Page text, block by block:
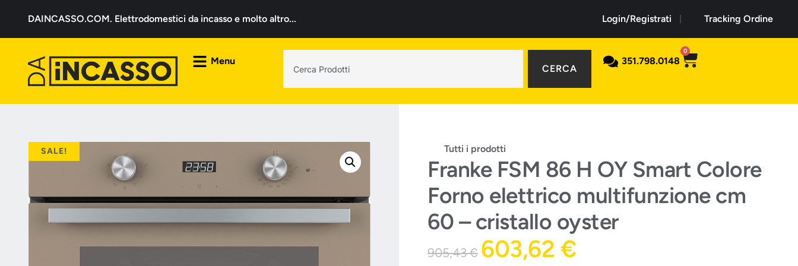
DAINCASSO.COM. Elettrodomestici da incasso e molto altro... Login/Registrati Tracking Ordine
Menu
CERCA
351.798.0148
0
SALE! Tutti i prodotti
Franke FSM 86 H OY Smart Colore
Forno elettrico multifunzione cm
60 – cristallo oyster
905,43€ 603,62 €